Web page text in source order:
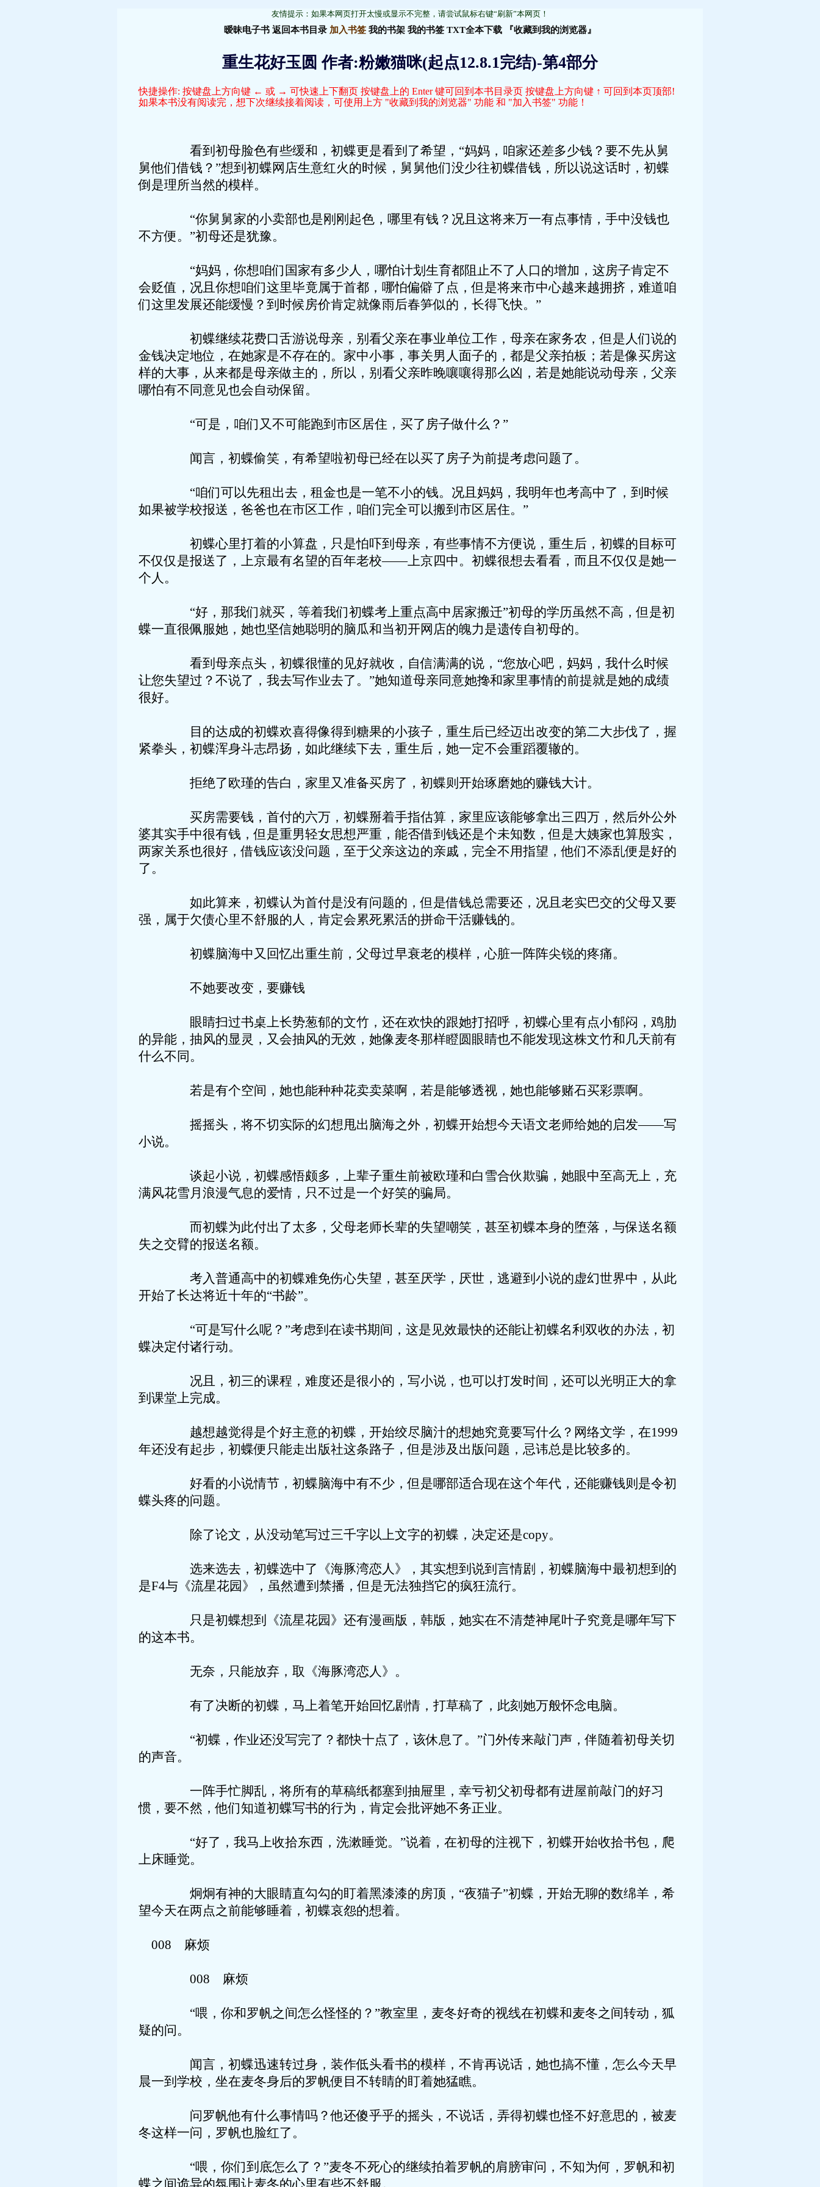
友情提示：如果本网页打开太慢或显示不完整，请尝试鼠标右键“刷新”本网页！
暧昧电子书 返回本书目录 加入书签 我的书架 我的书签 TXT全本下载 『收藏到我的浏览器』
重生花好玉圆 作者:粉嫩猫咪(起点12.8.1完结)-第4部分
快捷操作: 按键盘上方向键 ← 或 → 可快速上下翻页 按键盘上的 Enter 键可回到本书目录页 按键盘上方向键 ↑ 可回到本页顶部!
如果本书没有阅读完，想下次继续接着阅读，可使用上方 "收藏到我的浏览器" 功能 和 "加入书签" 功能！
看到初母脸色有些缓和，初蝶更是看到了希望，“妈妈，咱家还差多少钱？要不先从舅
舅他们借钱？”想到初蝶网店生意红火的时候，舅舅他们没少往初蝶借钱，所以说这话时，初蝶
倒是理所当然的模样。
“你舅舅家的小卖部也是刚刚起色，哪里有钱？况且这将来万一有点事情，手中没钱也
不方便。”初母还是犹豫。
“妈妈，你想咱们国家有多少人，哪怕计划生育都阻止不了人口的增加，这房子肯定不
会贬值，况且你想咱们这里毕竟属于首都，哪怕偏僻了点，但是将来市中心越来越拥挤，难道咱
们这里发展还能缓慢？到时候房价肯定就像雨后春笋似的，长得飞快。”
初蝶继续花费口舌游说母亲，别看父亲在事业单位工作，母亲在家务农，但是人们说的
金钱决定地位，在她家是不存在的。家中小事，事关男人面子的，都是父亲拍板；若是像买房这
样的大事，从来都是母亲做主的，所以，别看父亲昨晚嚷嚷得那么凶，若是她能说动母亲，父亲
哪怕有不同意见也会自动保留。
“可是，咱们又不可能跑到市区居住，买了房子做什么？”
闻言，初蝶偷笑，有希望啦初母已经在以买了房子为前提考虑问题了。
“咱们可以先租出去，租金也是一笔不小的钱。况且妈妈，我明年也考高中了，到时候
如果被学校报送，爸爸也在市区工作，咱们完全可以搬到市区居住。”
初蝶心里打着的小算盘，只是怕吓到母亲，有些事情不方便说，重生后，初蝶的目标可
不仅仅是报送了，上京最有名望的百年老校——上京四中。初蝶很想去看看，而且不仅仅是她一
个人。
“好，那我们就买，等着我们初蝶考上重点高中居家搬迁”初母的学历虽然不高，但是初
蝶一直很佩服她，她也坚信她聪明的脑瓜和当初开网店的魄力是遗传自初母的。
看到母亲点头，初蝶很懂的见好就收，自信满满的说，“您放心吧，妈妈，我什么时候
让您失望过？不说了，我去写作业去了。”她知道母亲同意她搀和家里事情的前提就是她的成绩
很好。
目的达成的初蝶欢喜得像得到糖果的小孩子，重生后已经迈出改变的第二大步伐了，握
紧拳头，初蝶浑身斗志昂扬，如此继续下去，重生后，她一定不会重蹈覆辙的。
拒绝了欧瑾的告白，家里又准备买房了，初蝶则开始琢磨她的赚钱大计。
买房需要钱，首付的六万，初蝶掰着手指估算，家里应该能够拿出三四万，然后外公外
婆其实手中很有钱，但是重男轻女思想严重，能否借到钱还是个未知数，但是大姨家也算殷实，
两家关系也很好，借钱应该没问题，至于父亲这边的亲戚，完全不用指望，他们不添乱便是好的
了。
如此算来，初蝶认为首付是没有问题的，但是借钱总需要还，况且老实巴交的父母又要
强，属于欠债心里不舒服的人，肯定会累死累活的拼命干活赚钱的。
初蝶脑海中又回忆出重生前，父母过早衰老的模样，心脏一阵阵尖锐的疼痛。
不她要改变，要赚钱
眼睛扫过书桌上长势葱郁的文竹，还在欢快的跟她打招呼，初蝶心里有点小郁闷，鸡肋
的异能，抽风的显灵，又会抽风的无效，她像麦冬那样瞪圆眼睛也不能发现这株文竹和几天前有
什么不同。
若是有个空间，她也能种种花卖卖菜啊，若是能够透视，她也能够赌石买彩票啊。
摇摇头，将不切实际的幻想甩出脑海之外，初蝶开始想今天语文老师给她的启发——写
小说。
谈起小说，初蝶感悟颇多，上辈子重生前被欧瑾和白雪合伙欺骗，她眼中至高无上，充
满风花雪月浪漫气息的爱情，只不过是一个好笑的骗局。
而初蝶为此付出了太多，父母老师长辈的失望嘲笑，甚至初蝶本身的堕落，与保送名额
失之交臂的报送名额。
考入普通高中的初蝶难免伤心失望，甚至厌学，厌世，逃避到小说的虚幻世界中，从此
开始了长达将近十年的“书龄”。
“可是写什么呢？”考虑到在读书期间，这是见效最快的还能让初蝶名利双收的办法，初
蝶决定付诸行动。
况且，初三的课程，难度还是很小的，写小说，也可以打发时间，还可以光明正大的拿
到课堂上完成。
越想越觉得是个好主意的初蝶，开始绞尽脑汁的想她究竟要写什么？网络文学，在1999
年还没有起步，初蝶便只能走出版社这条路子，但是涉及出版问题，忌讳总是比较多的。
好看的小说情节，初蝶脑海中有不少，但是哪部适合现在这个年代，还能赚钱则是令初
蝶头疼的问题。
除了论文，从没动笔写过三千字以上文字的初蝶，决定还是copy。
选来选去，初蝶选中了《海豚湾恋人》，其实想到说到言情剧，初蝶脑海中最初想到的
是F4与《流星花园》，虽然遭到禁播，但是无法独挡它的疯狂流行。
只是初蝶想到《流星花园》还有漫画版，韩版，她实在不清楚神尾叶子究竟是哪年写下
的这本书。
无奈，只能放弃，取《海豚湾恋人》。
有了决断的初蝶，马上着笔开始回忆剧情，打草稿了，此刻她万般怀念电脑。
“初蝶，作业还没写完了？都快十点了，该休息了。”门外传来敲门声，伴随着初母关切
的声音。
一阵手忙脚乱，将所有的草稿纸都塞到抽屉里，幸亏初父初母都有进屋前敲门的好习
惯，要不然，他们知道初蝶写书的行为，肯定会批评她不务正业。
“好了，我马上收拾东西，洗漱睡觉。”说着，在初母的注视下，初蝶开始收拾书包，爬
上床睡觉。
炯炯有神的大眼睛直勾勾的盯着黑漆漆的房顶，“夜猫子”初蝶，开始无聊的数绵羊，希
望今天在两点之前能够睡着，初蝶哀怨的想着。
008 麻烦
008 麻烦
“喂，你和罗帆之间怎么怪怪的？”教室里，麦冬好奇的视线在初蝶和麦冬之间转动，狐
疑的问。
闻言，初蝶迅速转过身，装作低头看书的模样，不肯再说话，她也搞不懂，怎么今天早
晨一到学校，坐在麦冬身后的罗帆便目不转睛的盯着她猛瞧。
问罗帆他有什么事情吗？他还傻乎乎的摇头，不说话，弄得初蝶也怪不好意思的，被麦
冬这样一问，罗帆也脸红了。
“喂，你们到底怎么了？”麦冬不死心的继续拍着罗帆的肩膀审问，不知为何，罗帆和初
蝶之间诡异的氛围让麦冬的心里有些不舒服。